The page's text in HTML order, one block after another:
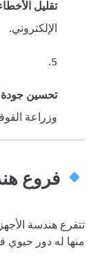
تقليل
الإلكتروني.
تحسين جودة
وزراعة
فروع
تتفرع هندسة
منها له دور حيوي